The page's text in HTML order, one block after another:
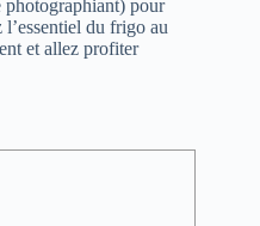
photographiant) pour
du frigo au
et allez profiter